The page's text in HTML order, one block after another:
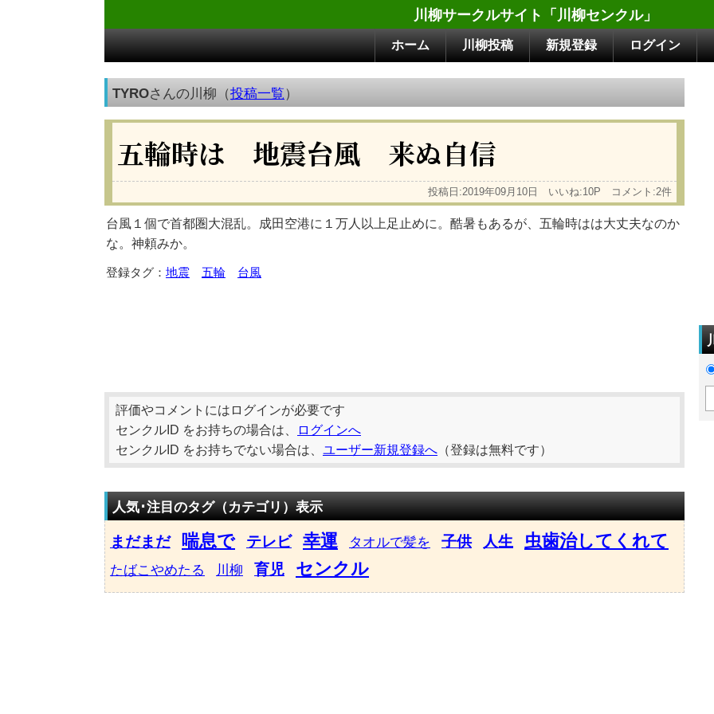
川柳サークルサイト「川柳センクル」
ホーム 川柳投稿 新規登録 ログイン
TYROさんの川柳（投稿一覧）
五輪時は 地震台風 来ぬ自信
投稿日:2019年09月10日 いいね:10P コメント:2件
台風１個で首都圏大混乱。成田空港に１万人以上足止めに。酷暑もあるが、五輪時はは大丈夫なのか
な。神頼みか。
登録タグ： 地震 五輪 台風
評価やコメントにはログインが必要です
センクルID をお持ちの場合は、
ログインへ
センクルID をお持ちでない場合は、 ユーザー新規登録へ （登録は無料です）
人気･注目のタグ（カテゴリ）表示
まだまだ 喘息で テレビ 幸運 タオルで髪を 子供 人生 虫歯治してくれて
たばこやめたる 川柳 育児 センクル